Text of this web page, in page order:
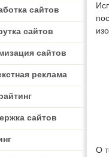
сайтов
сайтов
сайтов
реклама
сайтов
О